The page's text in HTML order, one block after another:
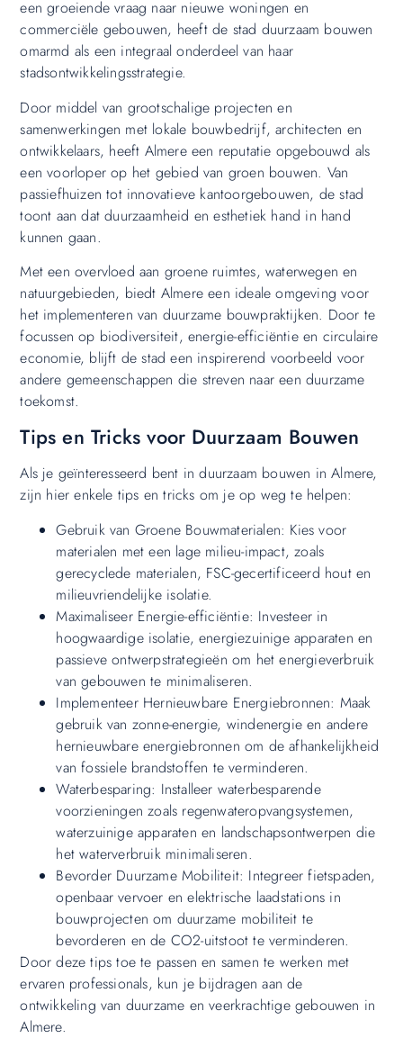
een groeiende vraag naar nieuwe woningen en
commerciële gebouwen, heeft de stad duurzaam bouwen
omarmd als een integraal onderdeel van haar
stadsontwikkelingsstrategie.
Door middel van grootschalige projecten en
samenwerkingen met lokale bouwbedrijf, architecten en
ontwikkelaars, heeft Almere een reputatie opgebouwd als
een voorloper op het gebied van groen bouwen. Van
passiefhuizen tot innovatieve kantoorgebouwen, de stad
toont aan dat duurzaamheid en esthetiek hand in hand
kunnen gaan.
Met een overvloed aan groene ruimtes, waterwegen en
natuurgebieden, biedt Almere een ideale omgeving voor
het implementeren van duurzame bouwpraktijken. Door te
focussen op biodiversiteit, energie-efficiëntie en circulaire
economie, blijft de stad een inspirerend voorbeeld voor
andere gemeenschappen die streven naar een duurzame
toekomst.
Tips en Tricks voor Duurzaam Bouwen
Als je geïnteresseerd bent in duurzaam bouwen in Almere,
zijn hier enkele tips en tricks om je op weg te helpen:
Gebruik van Groene Bouwmaterialen: Kies voor
materialen met een lage milieu-impact, zoals
gerecyclede materialen, FSC-gecertificeerd hout en
milieuvriendelijke isolatie.
Maximaliseer Energie-efficiëntie: Investeer in
hoogwaardige isolatie, energiezuinige apparaten en
passieve ontwerpstrategieën om het energieverbruik
van gebouwen te minimaliseren.
Implementeer Hernieuwbare Energiebronnen: Maak
gebruik van zonne-energie, windenergie en andere
hernieuwbare energiebronnen om de afhankelijkheid
van fossiele brandstoffen te verminderen.
Waterbesparing: Installeer waterbesparende
voorzieningen zoals regenwateropvangsystemen,
waterzuinige apparaten en landschapsontwerpen die
het waterverbruik minimaliseren.
Bevorder Duurzame Mobiliteit: Integreer fietspaden,
openbaar vervoer en elektrische laadstations in
bouwprojecten om duurzame mobiliteit te
bevorderen en de CO2-uitstoot te verminderen.
Door deze tips toe te passen en samen te werken met
ervaren professionals, kun je bijdragen aan de
ontwikkeling van duurzame en veerkrachtige gebouwen in
Almere.